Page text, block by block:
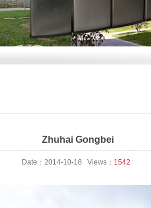
Zhuhai Gongbei
Date：2014-10-18 Views： 1542